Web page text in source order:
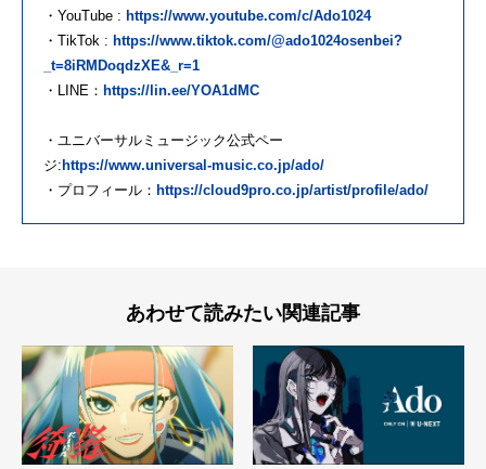
・YouTube : https://www.youtube.com/c/Ado1024
・TikTok : https://www.tiktok.com/@ado1024osenbei?
_t=8iRMDoqdzXE&_r=1
・LINE： https://lin.ee/YOA1dMC
・ユニバーサルミュージック公式ペー
ジ: https://www.universal-music.co.jp/ado/
・プロフィール： https://cloud9pro.co.jp/artist/profile/ado/
あわせて読みたい関連記事